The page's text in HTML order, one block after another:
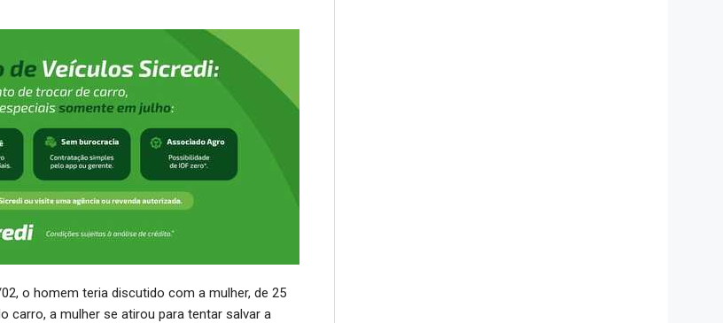
o homem teria discutido com a mulher, de 25
carro, a mulher se atirou para tentar salvar a